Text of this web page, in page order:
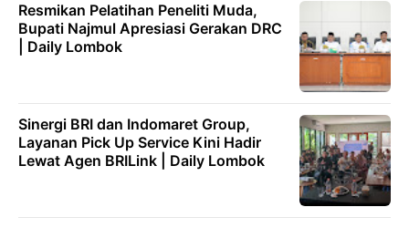
Resmikan Pelatihan Peneliti Muda,
Bupati Najmul Apresiasi Gerakan DRC
| Daily Lombok
Sinergi BRI dan Indomaret Group,
Layanan Pick Up Service Kini Hadir
Lewat Agen BRILink | Daily Lombok